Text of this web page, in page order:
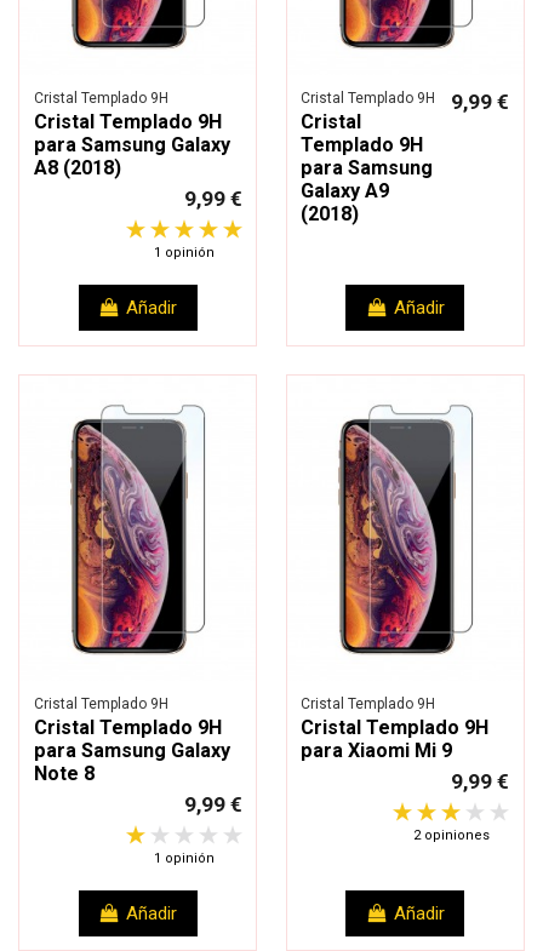
Cristal Templado 9H
Cristal Templado 9H
para Samsung Galaxy
A8 (2018)
9,99 €
1 opinión
Añadir
Cristal Templado 9H
Cristal
Templado 9H
para Samsung
Galaxy A9
(2018)
9,99 €
Añadir
Cristal Templado 9H
Cristal Templado 9H
para Samsung Galaxy
Note 8
9,99 €
1 opinión
Añadir
Cristal Templado 9H
Cristal Templado 9H
para Xiaomi Mi 9
9,99 €
2 opiniones
Añadir